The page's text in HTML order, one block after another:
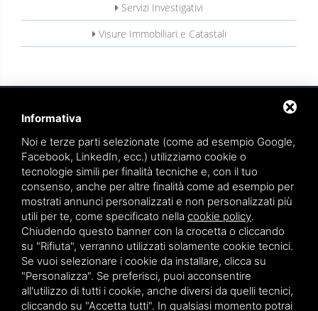
Servizi Investigativi
Visure Immobiliari e Catastali
TEAMWORK S.R.L. | VIA CANOBIO, 10 - 28100 NOVARA
TEL.0321 391066– FAX 0321 399869
P.IVA. 01836570034
VIA GIOVANNI BATTISTA PIRELLI 9 - 20124 MILANO
TEL.02 36539310
Informativa
Noi e terze parti selezionate (come ad esempio Google,
Facebook, LinkedIn, ecc.) utilizziamo cookie o
tecnologie simili per finalità tecniche e, con il tuo
consenso, anche per altre finalità come ad esempio per
mostrati annunci personalizzati e non personalizzati più
utili per te, come specificato nella cookie policy.
Chiudendo questo banner con la crocetta o cliccando
su "Rifiuta", verranno utilizzati solamente cookie tecnici.
Se vuoi selezionare i cookie da installare, clicca su
"Personalizza". Se preferisci, puoi acconsentire
all'utilizzo di tutti i cookie, anche diversi da quelli tecnici,
cliccando su "Accetta tutti". In qualsiasi momento potrai